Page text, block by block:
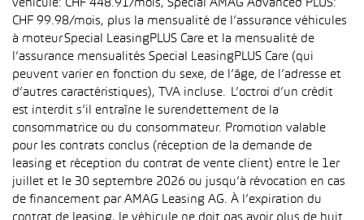
véhicule: CHF 448.91/mois, Special AMAG Advanced PLUS:
CHF 99.98/mois, plus la mensualité de l’assurance véhicules
à moteur Special LeasingPLUS Care et la mensualité de
l’assurance mensualités Special LeasingPLUS Care (qui
peuvent varier en fonction du sexe, de l’âge, de l’adresse et
d’autres caractéristiques), TVA incluse. L’octroi d’un crédit
est interdit s’il entraîne le surendettement de la
consommatrice ou du consommateur. Promotion valable
pour les contrats conclus (réception de la demande de
leasing et réception du contrat de vente client) entre le 1er
juillet et le 30 septembre 2026 ou jusqu’à révocation en cas
de financement par AMAG Leasing AG. À l’expiration du
contrat de leasing, le véhicule ne doit pas avoir plus de huit